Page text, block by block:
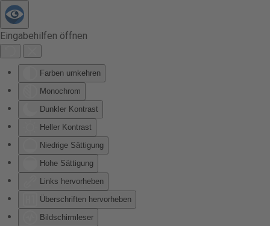
Eingabehilfen öffnen
Farben umkehren
Monochrom
Dunkler Kontrast
Heller Kontrast
Niedrige Sättigung
Hohe Sättigung
Links hervorheben
Überschriften hervorheben
Bildschirmleser
Zum Hauptinhalt springen